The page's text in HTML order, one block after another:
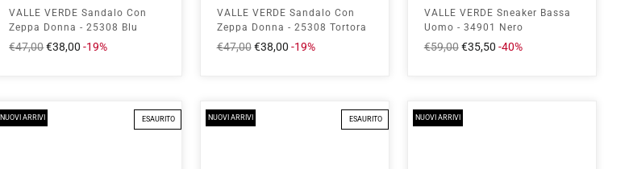
VALLE VERDE Sandalo Con
Zeppa Donna - 25308 Blu
Prezzo
€47,00Prezzo
€38,00-19%
VALLE VERDE Sandalo Con
Zeppa Donna - 25308 Tortora
Prezzo
€47,00 Prezzo
€38,00 -19%
VALLE VERDE Sneaker Bassa
Uomo - 34901 Nero
Prezzo
€59,00 Prezzo
€35,50 -40%
NUOVI ARRIVI ESAURITO NUOVI ARRIVI ESAURITO NUOVI ARRIVI